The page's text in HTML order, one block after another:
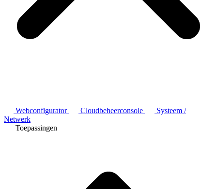
Webconfigurator Cloudbeheerconsole
Systeem /
Netwerk
Toepassingen